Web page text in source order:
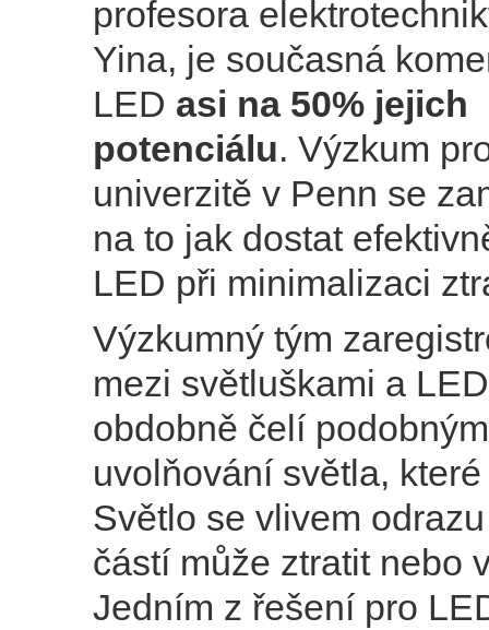
profesora
Yina, je současná
LED asi na 50% jejich
potenciálu. Výzkum
univerzitě v Penn se
na to jak dostat
LED při minimalizaci
Výzkumný tým
mezi světluškami a
obdobně čelí
uvolňování světla,
Světlo se vlivem
částí může ztratit nebo
Jedním z řešení pro